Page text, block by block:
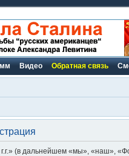
Видео Обратная связь
(в дальнейшем «мы», «наш»,